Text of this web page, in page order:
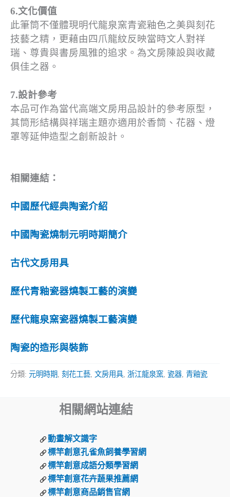
6.文化價值
此筆筒不僅體現明代龍泉窯青瓷釉色之美與刻花
技藝之精，更藉由四爪龍紋反映當時文人對祥
瑞、尊貴與書房風雅的追求。為文房陳設與收藏
俱佳之器。
7.設計參考
本品可作為當代高端文房用品設計的參考原型，
其筒形結構與祥瑞主題亦適用於香筒、花器、燈
罩等延伸造型之創新設計。
相關連結：
中國歷代經典陶瓷介紹
中國陶瓷燒制元明時期簡介
古代文房用具
歷代青釉瓷器燒製工藝的演變
歷代龍泉窯瓷器燒製工藝演變
陶瓷的造形與裝飾
分類: 元明時期 刻花工藝 文房用具 浙江龍泉窯 瓷器 青釉瓷
相關網站連結
動畫解文識字
標竿創意孔雀魚飼養學習網
標竿創意成語分類學習網
標竿創意花卉蔬果推薦網
標竿創意商品銷售官網